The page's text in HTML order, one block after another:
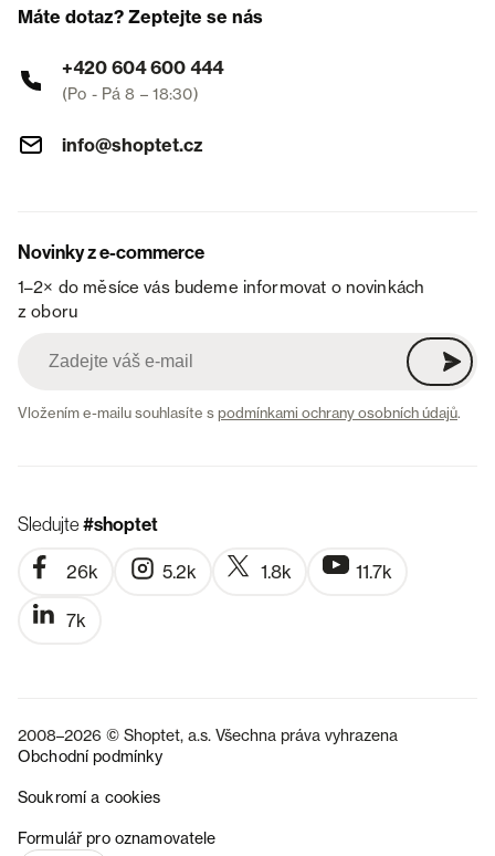
Máte dotaz? Zeptejte se nás
+420 604 600 444
(Po - Pá 8 – 18:30)
info@shoptet.cz
Novinky z e-commerce
1–2× do měsíce vás budeme informovat o novinkách
z oboru
Vložením e-mailu souhlasíte spodmínkami ochrany osobních údajů.
Sledujte#shoptet
26k 5.2k 1.8k 11.7k
7k
2008–2026 © Shoptet, a.s. Všechna práva vyhrazena
Obchodní podmínky
Soukromí a cookies
Formulář pro oznamovatele